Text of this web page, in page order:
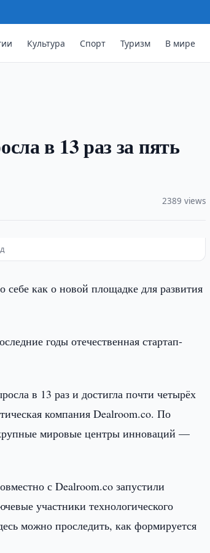
Культура Спорт Туризм В мире
в 13 раз за пять
2389 views
себе как о новой площадке для развития
годы отечественная стартап-
в 13 раз и достигла почти четырёх
компания Dealroom.co. По
мировые центры инноваций —
с Dealroom.co запустили
участники технологического
можно проследить, как формируется